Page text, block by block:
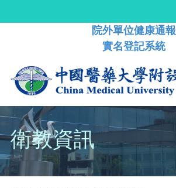
院外單位健康通報
實名登記系統
衛教資訊